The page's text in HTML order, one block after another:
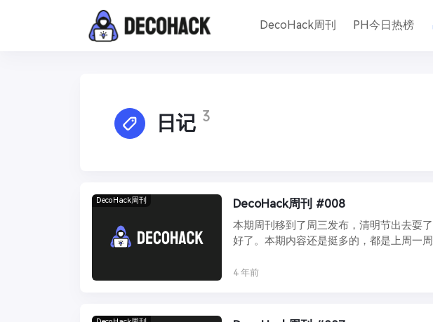
DecoHack周刊 PH今日热榜
日记 3
DecoHack周刊 DecoHack周刊 #008
本期周刊移到了周三发布，清明节出去耍
好了。本期内容还是挺多的，都是上周一
4 年前